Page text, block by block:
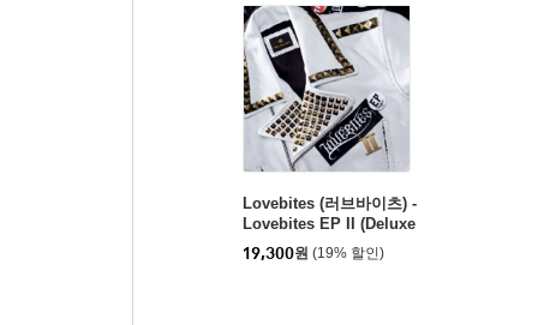
Lovebites (러브바이츠) -
Lovebites EP II (Deluxe
Edition)
19,300원 (19% 할인)